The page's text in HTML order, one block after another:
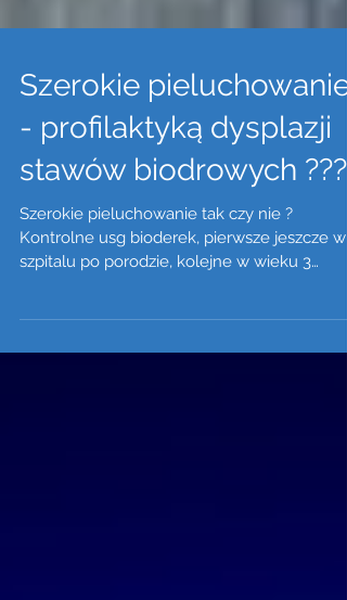
Szerokie pieluchowanie
- profilaktyką dysplazji
stawów biodrowych ???
Szerokie pieluchowanie tak czy nie ?
Kontrolne usg bioderek, pierwsze jeszcze w
miesięcy. ...